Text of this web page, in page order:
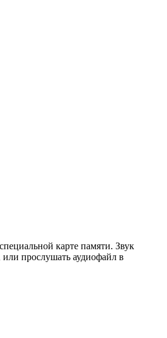
карте памяти. Звук
или прослушать аудиофайл в